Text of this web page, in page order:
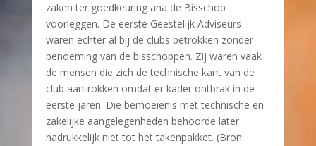
zaken ter goedkeuring ana de Bisschop
voorleggen. De eerste Geestelijk Adviseurs
waren echter al bij de clubs betrokken zonder
benoeming van de bisschoppen. Zij waren vaak
de mensen die zich de technische kant van de
club aantrokken omdat er kader ontbrak in de
eerste jaren. Die bemoeienis met technische en
zakelijke aangelegenheden behoorde later
nadrukkelijk niet tot het takenpakket. (Bron: